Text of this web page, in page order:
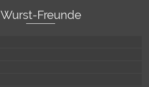
Wurst-Freunde